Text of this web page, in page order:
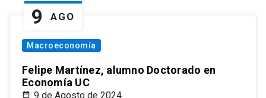
9 AGO
Macroeconomía
Felipe Martínez, alumno Doctorado en
Economía UC
9 de Agosto de 2024